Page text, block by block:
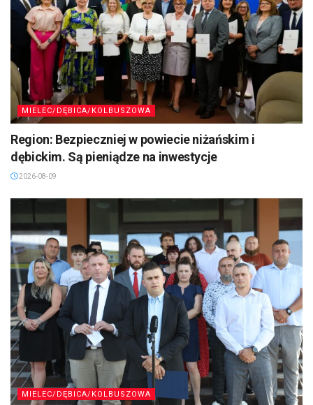
MIELEC/DĘBICA/KOLBUSZOWA
Region: Bezpieczniej w powiecie niżańskim i
dębickim. Są pieniądze na inwestycje
2026-08-09
MIELEC/DĘBICA/KOLBUSZOWA